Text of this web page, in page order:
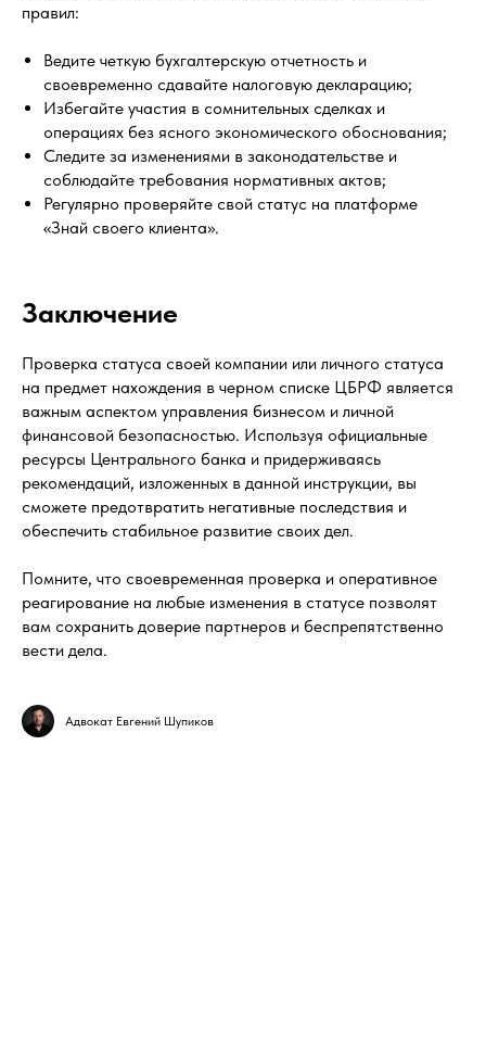
правил:
Ведите четкую бухгалтерскую отчетность и
своевременно сдавайте налоговую декларацию;
Избегайте участия в сомнительных сделках и
операциях без ясного экономического обоснования;
Следите за изменениями в законодательстве и
соблюдайте требования нормативных актов;
Регулярно проверяйте свой статус на платформе
«Знай своего клиента».
Заключение
Проверка статуса своей компании или личного статуса
на предмет нахождения в черном списке ЦБРФ является
важным аспектом управления бизнесом и личной
финансовой безопасностью. Используя официальные
ресурсы Центрального банка и придерживаясь
рекомендаций, изложенных в данной инструкции, вы
сможете предотвратить негативные последствия и
обеспечить стабильное развитие своих дел.
Помните, что своевременная проверка и оперативное
реагирование на любые изменения в статусе позволят
вам сохранить доверие партнеров и беспрепятственно
вести дела.
Адвокат Евгений Шупиков
Консультация